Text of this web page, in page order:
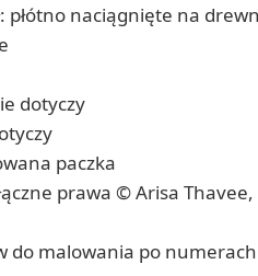
płótno naciągnięte na
dotyczy
paczka
prawa © Arisa
do malowania po numerach